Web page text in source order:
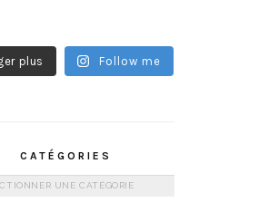
plus Follow me
CATÉGORIES